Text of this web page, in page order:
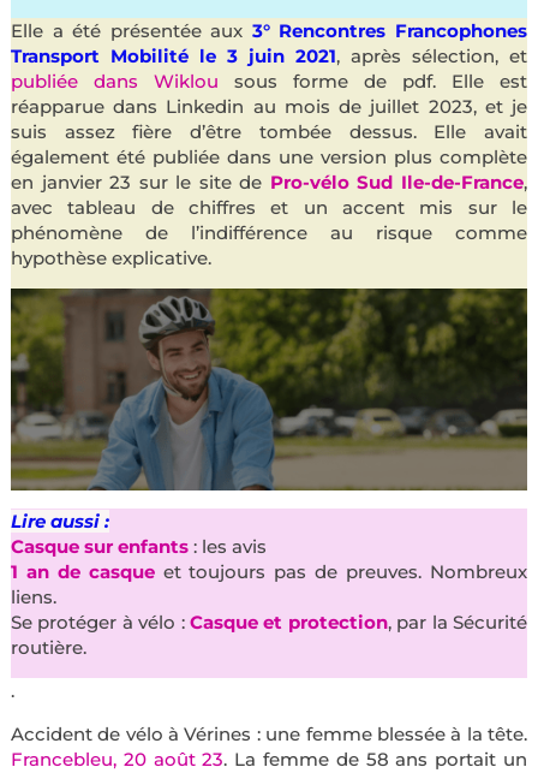
Elle a été présentée aux 3° Rencontres Francophones
Transport Mobilité le 3 juin 2021, après sélection, et
publiée dans Wiklou sous forme de pdf. Elle est
réapparue dans Linkedin au mois de juillet 2023, et je
suis assez fière d’être tombée dessus. Elle avait
également été publiée dans une version plus complète
en janvier 23 sur le site de Pro-vélo Sud Ile-de-France,
avec tableau de chiffres et un accent mis sur le
phénomène de l’indifférence au risque comme
hypothèse explicative.
Lire aussi :
Casque sur enfants: les avis
1 an de casqueet toujours pas de preuves. Nombreux
liens.
Se protéger à vélo : Casque et protection, par la Sécurité
routière.
.
Accident de vélo à Vérines : une femme blessée à la tête.
Francebleu, 20 août 23. La femme de 58 ans portait un